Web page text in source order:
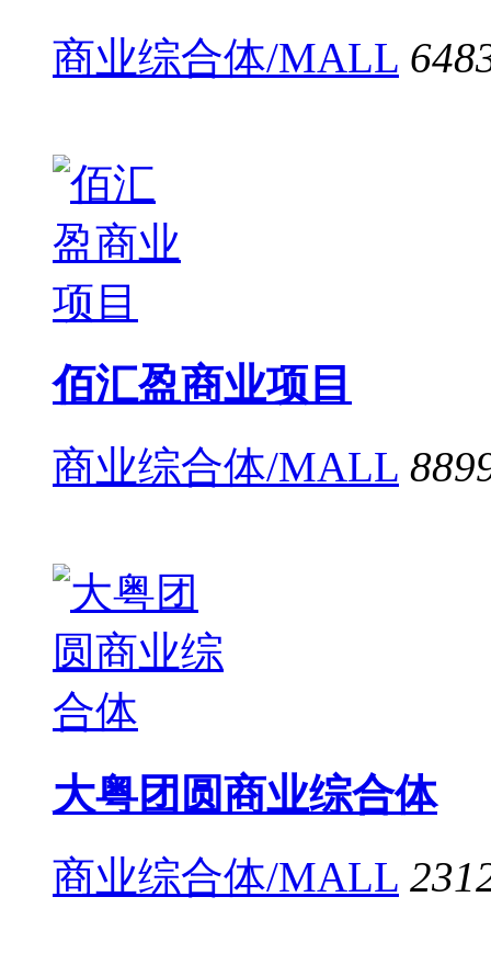
商业综合体/MALL
佰汇盈商业项目
商业综合体/MALL
大粤团圆商业综合体
商业综合体/MALL